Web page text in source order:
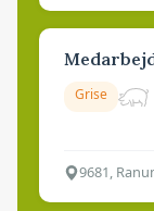
Grise
9681,